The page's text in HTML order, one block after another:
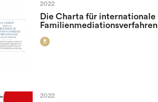
2022
Die Charta für internationale
Familienmediationsverfahren

2022